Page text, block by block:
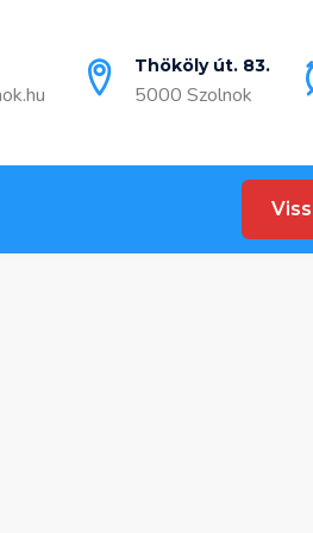
Thököly út. 83.
5000 Szolnok